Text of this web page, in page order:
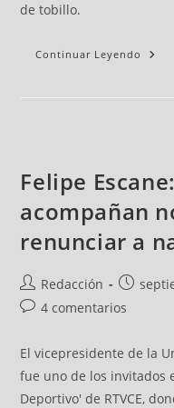
de tobillo.
Continuar Leyendo
Felipe
acompañan
renunciar a
Redacción
4 comentarios
El vicepresidente de la
fue uno de los invitados
Deportivo' de RTVCE,